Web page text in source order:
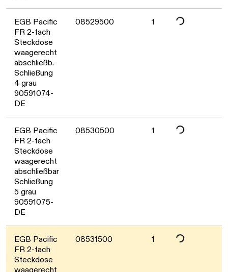
EGB Pacific
FR 2-fach
Steckdose
waagerecht
abschließb.
Schließung
4 grau
90591074-
DE
08529500 1 Daten werden
EGB Pacific
FR 2-fach
Steckdose
waagerecht
abschließbar
Schließung
5 grau
90591075-
DE
08530500 1 Daten werden
EGB Pacific
FR 2-fach
Steckdose
waagerecht
08531500 1 Daten werden